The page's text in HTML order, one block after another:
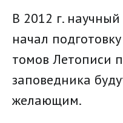
В 2012 г.
начал
томов Летописи
заповедника
желающим.